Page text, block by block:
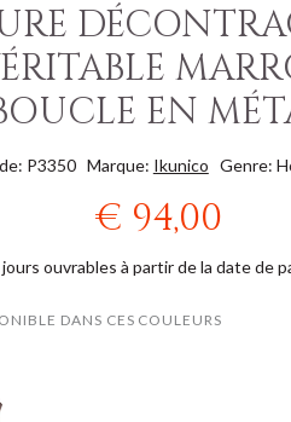
EN
P3350 Marque: Ikunico Genre:
€ 94,00
ouvrables à partir de la date de
DANS CES COULEURS